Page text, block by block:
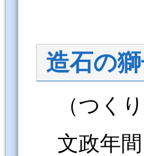
造石の
（つく
文政年間